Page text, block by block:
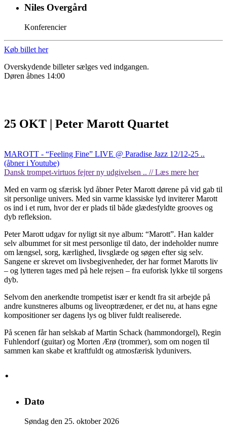
Niles Overgård
Konferencier
Køb billet her
Overskydende billeter sælges ved indgangen.
Døren åbnes 14:00
25 OKT | Peter Marott Quartet
MAROTT - “Feeling Fine” LIVE @ Paradise Jazz 12/12-25 ..
(åbner i Youtube)
Dansk trompet-virtuos fejrer ny udgivelsen .. // Læs mere her
Med en varm og sfærisk lyd åbner Peter Marott dørene på vid gab til
sit personlige univers. Med sin varme klassiske lyd inviterer Marott
os ind i et rum, hvor der er plads til både glædesfyldte grooves og
dyb refleksion.
Peter Marott udgav for nyligt sit nye album: “Marott”. Han kalder
selv albummet for sit mest personlige til dato, der indeholder numre
om længsel, sorg, kærlighed, livsglæde og søgen efter sig selv.
Sangene er skrevet om livsbegivenheder, der har formet Marotts liv
– og lytteren tages med på hele rejsen – fra euforisk lykke til sorgens
dyb.
Selvom den anerkendte trompetist især er kendt fra sit arbejde på
andre kunstneres albums og liveoptrædener, er det nu, at hans egne
kompositioner ser dagens lys og bliver fuldt realiserede.
På scenen får han selskab af Martin Schack (hammondorgel), Regin
Fuhlendorf (guitar) og Morten Ærø (trommer), som om nogen til
sammen kan skabe et kraftfuldt og atmosfærisk lydunivers.
·
Dato
Søndag den 25. oktober 2026